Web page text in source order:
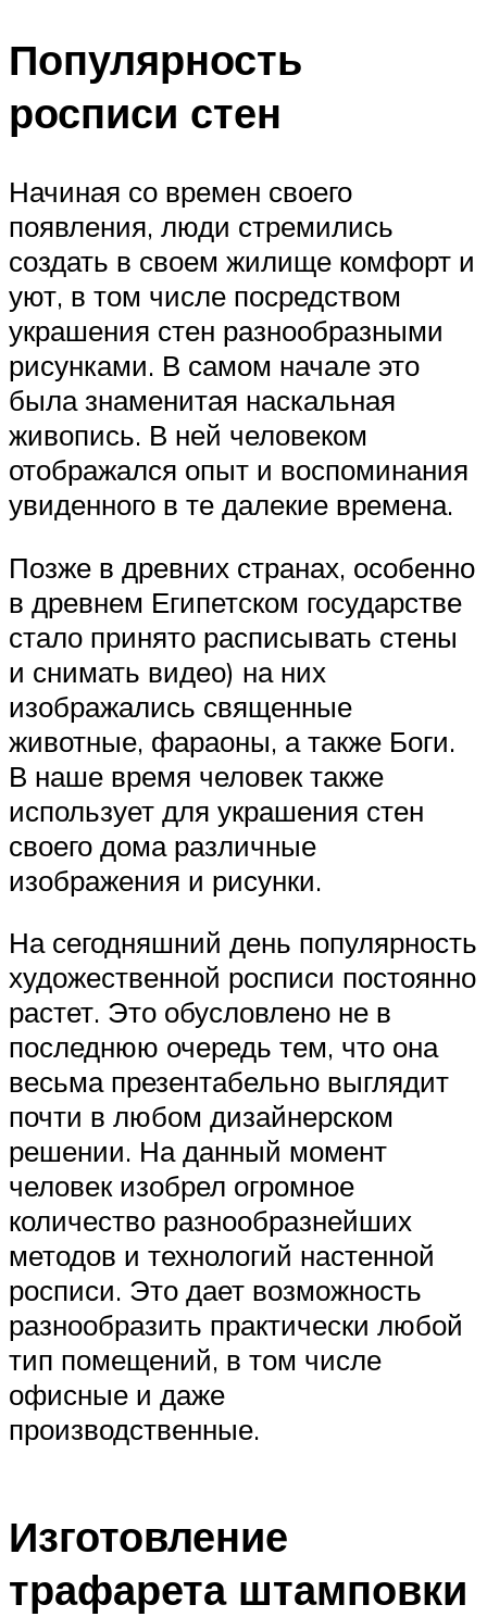
Популярность
росписи стен
Начиная со времен своего
появления, люди стремились
создать в своем жилище комфорт и
уют, в том числе посредством
украшения стен разнообразными
рисунками. В самом начале это
была знаменитая наскальная
живопись. В ней человеком
отображался опыт и воспоминания
увиденного в те далекие времена.
Позже в древних странах, особенно
в древнем Египетском государстве
стало принято расписывать стены
и снимать видео) на них
изображались священные
животные, фараоны, а также Боги.
В наше время человек также
использует для украшения стен
своего дома различные
изображения и рисунки.
На сегодняшний день популярность
художественной росписи постоянно
растет. Это обусловлено не в
последнюю очередь тем, что она
весьма презентабельно выглядит
почти в любом дизайнерском
решении. На данный момент
человек изобрел огромное
количество разнообразнейших
методов и технологий настенной
росписи. Это дает возможность
разнообразить практически любой
тип помещений, в том числе
офисные и даже
производственные.
Изготовление
трафарета штамповки